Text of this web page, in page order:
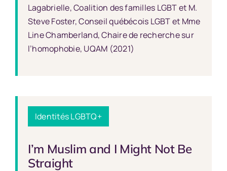
Lagabrielle, Coalition des familles LGBT et M.
Steve Foster, Conseil québécois LGBT et Mme
Line Chamberland, Chaire de recherche sur
l’homophobie, UQAM (2021)
Identités LGBTQ+
I’m Muslim and I Might Not Be
Straight